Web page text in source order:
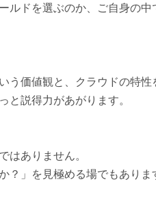
ルドを選ぶのか、ご自身の中
う価値観と、クラウドの特性
と説得力があがります。
はありません。
？」を見極める場でもありま